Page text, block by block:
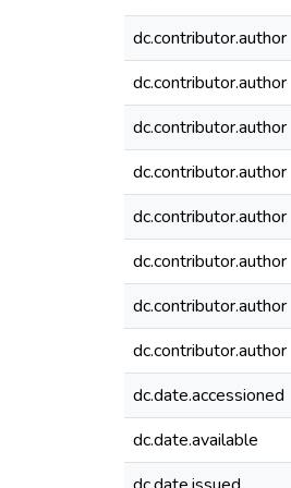
dc.contributor.author
dc.contributor.author
dc.contributor.author
dc.contributor.author
dc.contributor.author
dc.contributor.author
dc.contributor.author
dc.contributor.author
dc.date.accessioned
dc.date.available